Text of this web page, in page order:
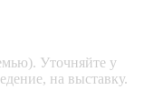
Уточняйте у
на выставку.